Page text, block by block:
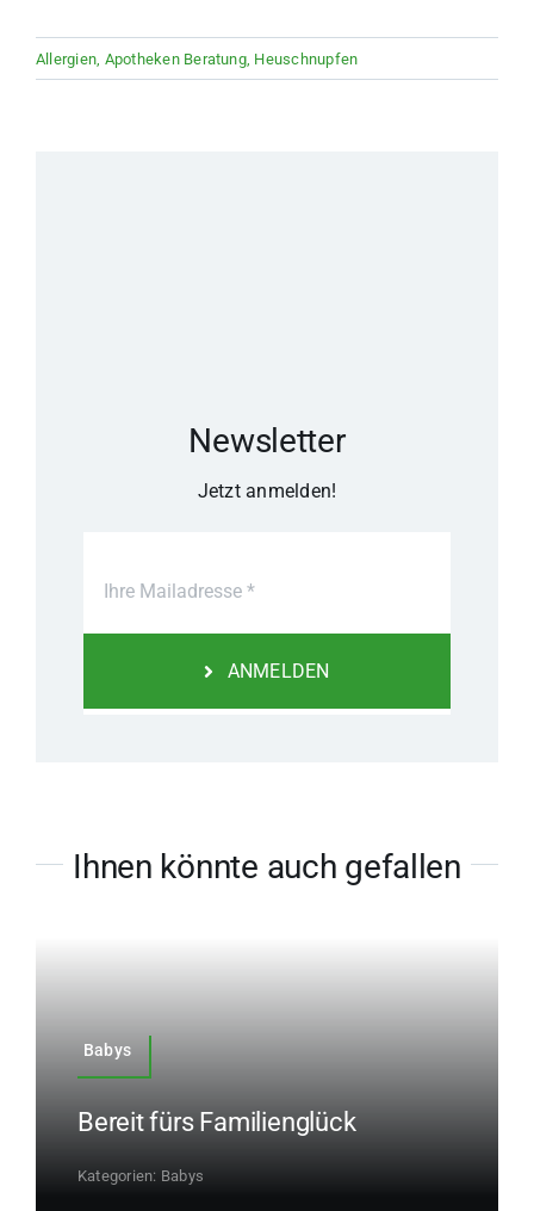
Allergien Apotheken Beratung, Heuschnupfen
Newsletter
Jetzt anmelden!
ANMELDEN
Ihnen könnte auch gefallen
Babys
Bereit fürs Familienglück
Kategorien: Babys